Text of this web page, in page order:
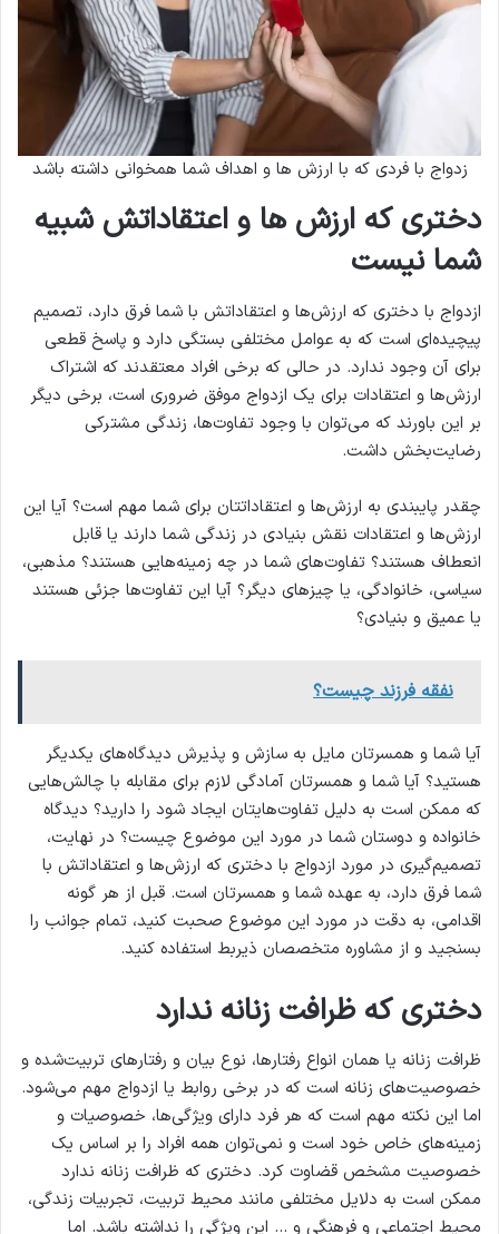
زدواج با فردی که با ارزش ها و اهداف شما همخوانی داشته باشد
دختری که ارزش ها و اعتقاداتش شبیه
شما نیست
ازدواج با دختری که ارزش‌ها و اعتقاداتش با شما فرق دارد، تصمیم
پیچیده‌ای است که به عوامل مختلفی بستگی دارد و پاسخ قطعی
برای آن وجود ندارد. در حالی که برخی افراد معتقدند که اشتراک
ارزش‌ها و اعتقادات برای یک ازدواج موفق ضروری است، برخی دیگر
بر این باورند که می‌توان با وجود تفاوت‌ها، زندگی مشترکی
رضایت‌بخش داشت.
چقدر پایبندی به ارزش‌ها و اعتقاداتتان برای شما مهم است؟ آیا این
ارزش‌ها و اعتقادات نقش بنیادی در زندگی شما دارند یا قابل
انعطاف هستند؟ تفاوت‌های شما در چه زمینه‌هایی هستند؟ مذهبی،
سیاسی، خانوادگی، یا چیزهای دیگر؟ آیا این تفاوت‌ها جزئی هستند
یا عمیق و بنیادی؟
نفقه فرزند چيست؟
آیا شما و همسرتان مایل به سازش و پذیرش دیدگاه‌های یکدیگر
هستید؟ آیا شما و همسرتان آمادگی لازم برای مقابله با چالش‌هایی
که ممکن است به دلیل تفاوت‌هایتان ایجاد شود را دارید؟ دیدگاه
خانواده و دوستان شما در مورد این موضوع چیست؟ در نهایت،
تصمیم‌گیری در مورد ازدواج با دختری که ارزش‌ها و اعتقاداتش با
شما فرق دارد، به عهده شما و همسرتان است. قبل از هر گونه
اقدامی، به دقت در مورد این موضوع صحبت کنید، تمام جوانب را
بسنجید و از مشاوره متخصصان ذیربط استفاده کنید.
دختری که ظرافت زنانه ندارد
ظرافت زنانه یا همان انواع رفتار‌ها، نوع بیان و رفتارهای تربیت‌شده و
خصوصیت‌های زنانه است که در برخی روابط یا ازدواج مهم می‌شود.
اما این نکته مهم است که هر فرد دارای ویژگی‌ها، خصوصیات و
زمینه‌های خاص خود است و نمی‌توان همه افراد را بر اساس یک
خصوصیت مشخص قضاوت کرد. دختری که ظرافت زنانه ندارد
ممکن است به دلایل مختلفی مانند محیط تربیت، تجربیات زندگی،
محیط اجتماعی و فرهنگی و … این ویژگی را نداشته باشد. اما